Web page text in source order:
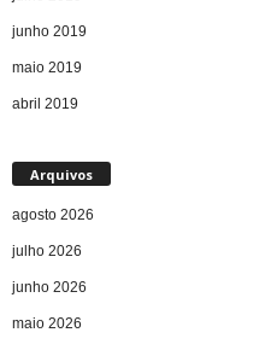
junho 2019
maio 2019
abril 2019
Arquivos
agosto 2026
julho 2026
junho 2026
maio 2026